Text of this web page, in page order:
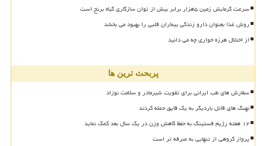
سرعت گرمایش زمین ۵هزار برابر بیش از توان سازگاری گیاه برنج است
روش غذا بعنوان دارو زندگی بیماران قلبی را بهبود می بخشد
از اختلال هرزه خواری چه می دانید
پربحث ترین ها
سفارش های طب ایرانی برای تقویت شیرمادر و سلامت نوزاد
نهنگ های قاتل باردیگر به یک قایق حمله کردند
۱۲ هفته رژیم فستینگ به حفظ کاهش وزن در یک سال بعد کمک نماید
پرواز گروهی از تنهایی به صرفه تر است